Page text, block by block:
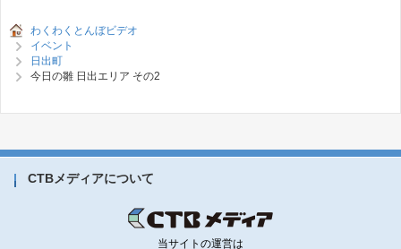
わくわくとんぼビデオ
イベント
日出町
今日の雛 日出エリア その2
CTBメディアについて
当サイトの運営は